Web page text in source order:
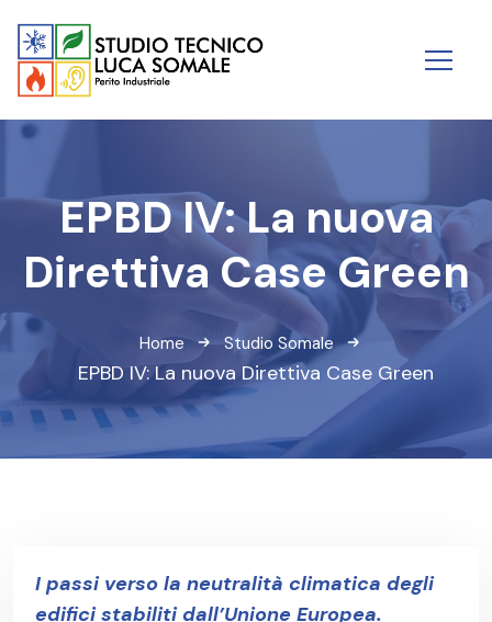
EPBD IV: La nuova
Direttiva Case Green
Home Studio Somale
EPBD IV: La nuova Direttiva Case Green
I passi verso la neutralità climatica degli
edifici stabiliti dall’Unione Europea.